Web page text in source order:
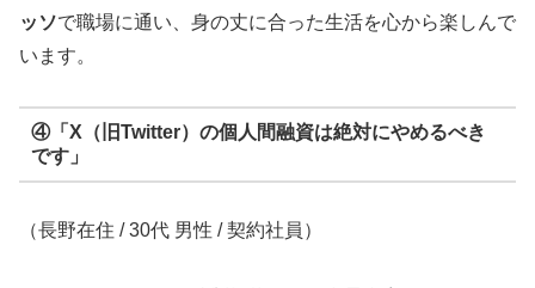
ッソで職場に通い、身の丈に合った生活を心から楽しんで
います。
④「X（旧Twitter）の個人間融資は絶対にやめるべき
です」
（長野在住 / 30代 男性 / 契約社員）